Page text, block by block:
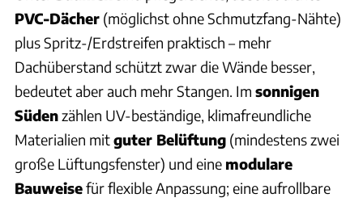
PVC-Dächer (möglichst ohne Schmutzfang-Nähte)
plus Spritz-/Erdstreifen praktisch – mehr
Dachüberstand schützt zwar die Wände besser,
bedeutet aber auch mehr Stangen. Im sonnigen
Südenzählen UV-beständige, klimafreundliche
Materialien mitguter Belüftung (mindestens zwei
große Lüftungsfenster) und eine modulare
Bauweisefür flexible Anpassung; eine aufrollbare